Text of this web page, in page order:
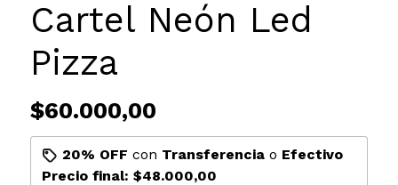
Cartel Neón Led
Pizza
$60.000,00
20% OFF con Transferenciao Efectivo
Precio final: $48.000,00